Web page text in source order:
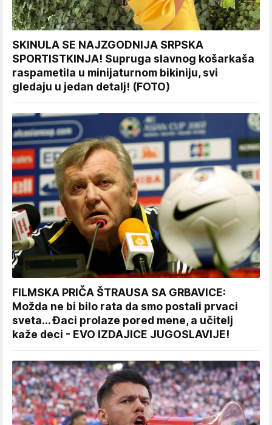
SKINULA SE NAJZGODNIJA SRPSKA
SPORTISTKINJA! Supruga slavnog košarkaša
raspametila u minijaturnom bikiniju, svi
gledaju u jedan detalj! (FOTO)
FILMSKA PRIČA ŠTRAUSA SA GRBAVICE:
Možda ne bi bilo rata da smo postali prvaci
sveta... Đaci prolaze pored mene, a učitelj
kaže deci - EVO IZDAJICE JUGOSLAVIJE!